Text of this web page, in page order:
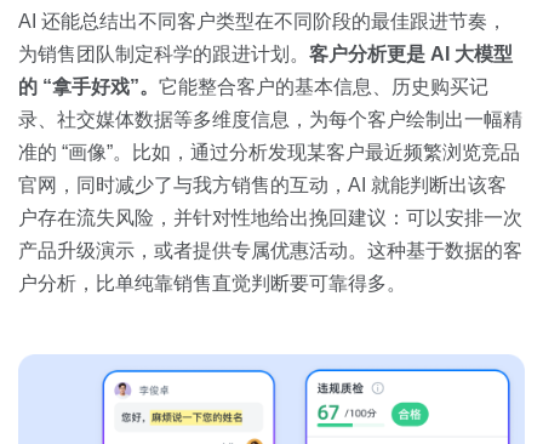
AI 还能总结出不同客户类型在不同阶段的最佳跟进节奏，
为销售团队制定科学的跟进计划。 客户分析更是 AI 大模型
的 “拿手好戏”。 它能整合客户的基本信息、历史购买记
录、社交媒体数据等多维度信息，为每个客户绘制出一幅精
准的 “画像”。比如，通过分析发现某客户最近频繁浏览竞品
官网，同时减少了与我方销售的互动，AI 就能判断出该客
户存在流失风险，并针对性地给出挽回建议：可以安排一次
产品升级演示，或者提供专属优惠活动。这种基于数据的客
户分析，比单纯靠销售直觉判断要可靠得多。